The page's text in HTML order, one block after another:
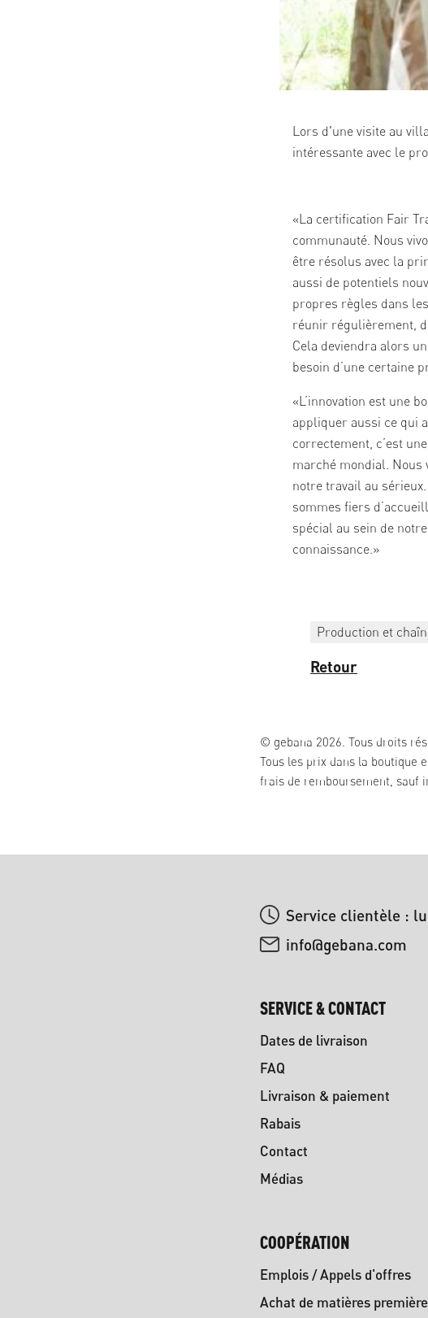
Lors d'une visite au
intéressante avec le
«La certification Fair
communauté. Nous
être résolus avec la
aussi de potentiels
propres règles dans
réunir régulièrement,
Cela deviendra alors
besoin d’une certaine
«L’innovation est une
appliquer aussi ce qui
correctement, c’est
marché mondial. Nous
notre travail au
sommes fiers
spécial au sein de
connaissance.»
Production et
Retour
© gebana 2026. Tous droits
Tous les prix dans la boutique
frais de remboursement, sauf
Service clientèle :
info@gebana.com
SERVICE & CONTACT
Dates de livraison
FAQ
Livraison & paiement
Rabais
Contact
Médias
COOPÉRATION
Emplois / Appels d'offres
Achat de matières